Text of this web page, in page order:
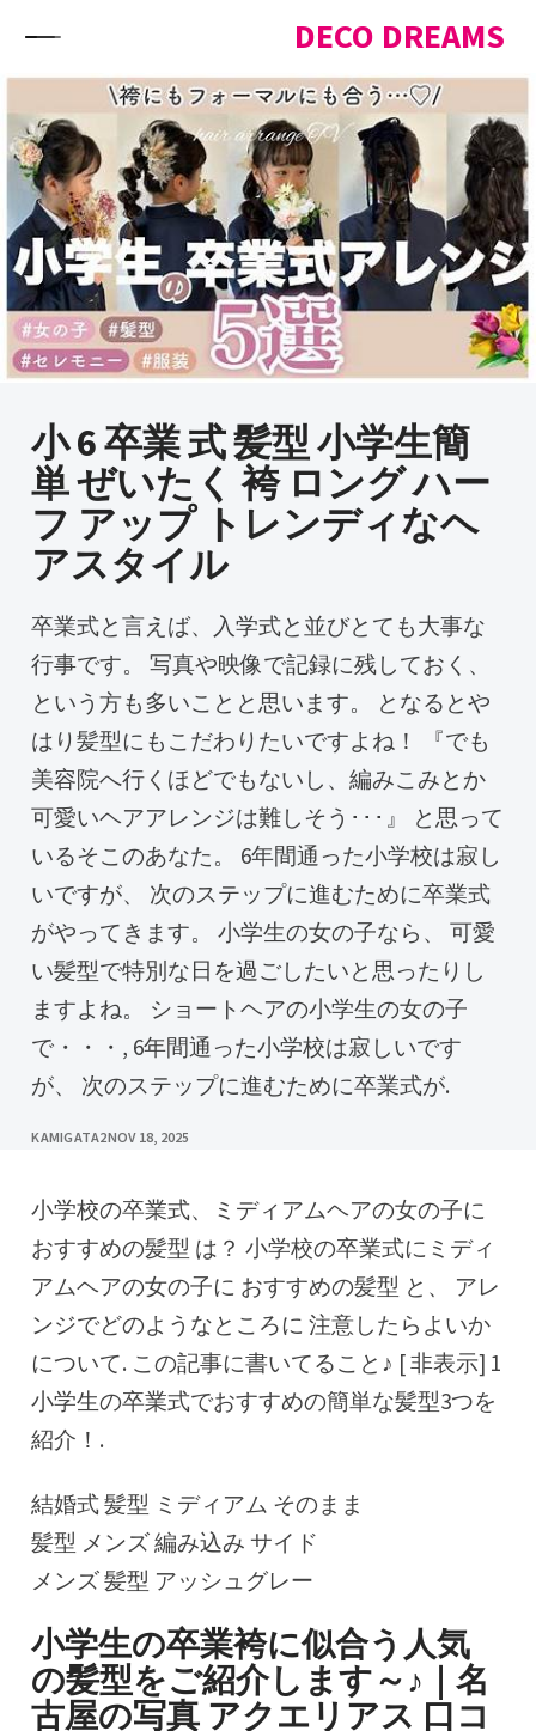
DECO DREAMS
小 6 卒業 式 髪型 小学生簡
単 ぜいたく 袴 ロング ハー
フ アップ トレンディなヘ
アスタイル
卒業式と言えば、入学式と並びとても大事な
行事です。 写真や映像で記録に残しておく、
という方も多いことと思います。 となるとや
はり髪型にもこだわりたいですよね！ 『でも
美容院へ行くほどでもないし、編みこみとか
可愛いヘアアレンジは難しそう･･･』 と思って
いるそこのあなた。 6年間通った小学校は寂し
いですが、 次のステップに進むために卒業式
がやってきます。 小学生の女の子なら、 可愛
い髪型で特別な日を過ごしたいと思ったりし
ますよね。 ショートヘアの小学生の女の子
で・・・, 6年間通った小学校は寂しいです
が、 次のステップに進むために卒業式が.
KAMIGATA2NOV 18, 2025
小学校の卒業式、ミディアムヘアの女の子に
おすすめの髪型 は？ 小学校の卒業式にミディ
アムヘアの女の子に おすすめの髪型 と、 アレ
ンジでどのようなところに 注意したらよいか
について. この記事に書いてること♪ [ 非表示] 1
小学生の卒業式でおすすめの簡単な髪型3つを
紹介！.
結婚式 髪型 ミディアム そのまま
髪型 メンズ 編み込み サイド
メンズ 髪型 アッシュグレー
小学生の卒業袴に似合う人気
の髪型をご紹介します～♪｜名
古屋の写真 アクエリアス 口コ